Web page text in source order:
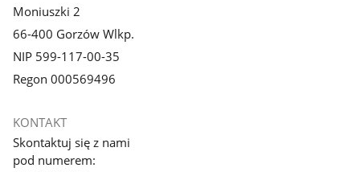
Moniuszki 2
66-400 Gorzów Wlkp.
NIP 599-117-00-35
Regon 000569496
KONTAKT
Skontaktuj się z nami
pod numerem: